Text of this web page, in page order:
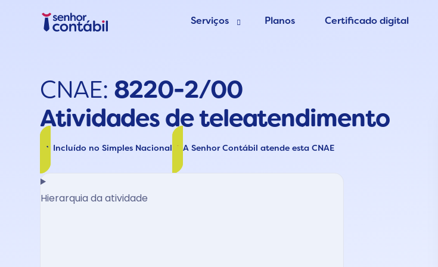
Serviços
Trocar de Contador
Deixar de ser MEI
Planos Certificado digital
CNAE: 8220-2/00
Atividades de teleatendimento
Incluído no Simples Nacional A Senhor Contábil atende esta CNAE
Hierarquia da atividade